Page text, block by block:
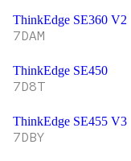
ThinkEdge SE360 V2
7DAM
ThinkEdge SE450
7D8T
ThinkEdge SE455 V3
7DBY